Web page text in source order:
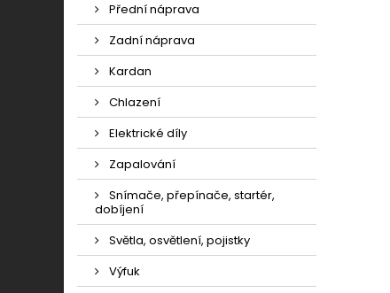
Přední náprava
Zadní náprava
Kardan
Chlazení
Elektrické díly
Zapalování
Snímače, přepínače, startér,
dobíjení
Světla, osvětlení, pojistky
Výfuk